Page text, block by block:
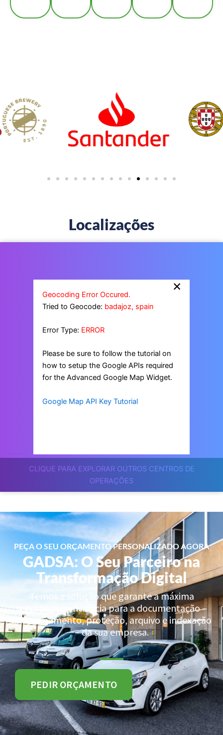
Localizações
CLIQUE PARA EXPLORAR OUTROS CENTROS DE
OPERAÇÕES
×
Geocoding Error Occured.
Tried to Geocode: badajoz, spain
Error Type: ERROR
Please be sure to follow the tutorial on
how to setup the Google APIs required
for the Advanced Google Map Widget.
Google Map API Key Tutorial
PEÇA O SEU ORÇAMENTO PERSONALIZADO AGORA
GADSA: O Seu Parceiro na
Transformação Digital
Temos a solução que garante a máxima
segurança e eficiência para a documentação –
armazenamento, proteção, arquivo e indexação
– da sua empresa.
PEDIR ORÇAMENTO